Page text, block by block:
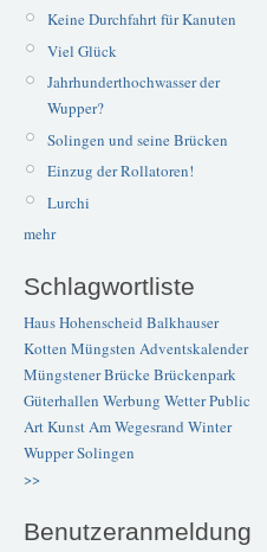
Keine Durchfahrt für Kanuten
Viel Glück
Jahrhunderthochwasser der
Wupper?
Solingen und seine Brücken
Einzug der Rollatoren!
Lurchi
mehr
Schlagwortliste
Haus Hohenscheid Balkhauser
Kotten Müngsten Adventskalender
Müngstener BrückeBrückenpark
Güterhallen Werbung WetterPublic
ArtKunstAm Wegesrand Winter
WupperSolingen
>>
Benutzeranmeldung